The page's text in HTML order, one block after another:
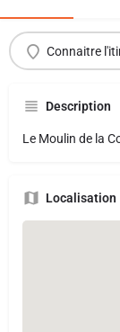
Connaitre
Description
Le Moulin de la
Localisation